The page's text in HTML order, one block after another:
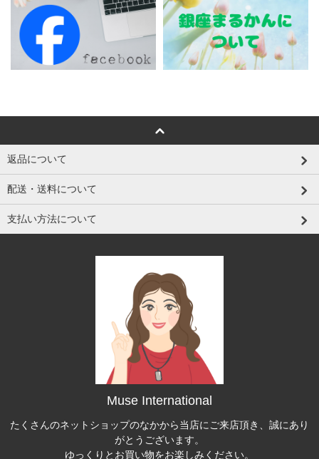
返品について
配送・送料について
支払い方法について
Muse International
たくさんのネットショップのなかから当店にご来店頂き、誠にあり
がとうございます。
ゆっくりとお買い物をお楽しみください。